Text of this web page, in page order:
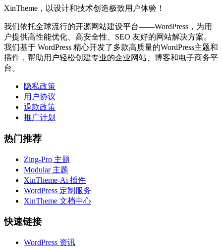
XinTheme，以设计和技术创造极致用户体验！
我们依托全球流行的开源网站建设平台——WordPress，为用
户提供高性能优化、高安全性、SEO 友好的网站解决方案。
我们基于 WordPress 精心开发了多款高质量的WordPress主题和
插件，帮助用户轻松创建专业的企业网站、博客和电子商务平
台。
隐私政策
用户协议
退款政策
推广计划
热门推荐
Zing-Pro 主题
Modular 主题
XinTheme-Ai 插件
WordPress 定制服务
XinTheme 文档中心
快速链接
WordPress 资讯